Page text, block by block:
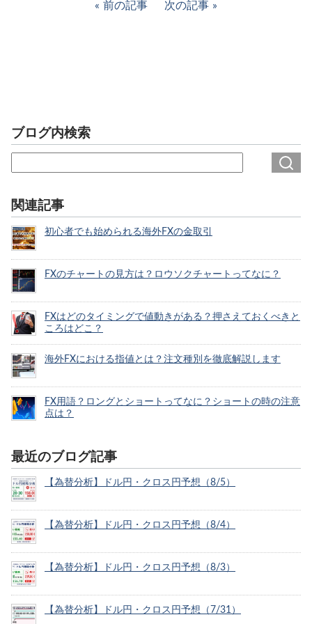
前の記事 次の記事
ブログ内検索
関連記事
初心者でも始められる海外FXの金取引
FXのチャートの見方は？ロウソクチャートってなに？
FXはどのタイミングで値動きがある？押さえておくべきと
ころはどこ？
海外FXにおける指値とは？注文種別を徹底解説します
FX用語？ロングとショートってなに？ショートの時の注意
点は？
最近のブログ記事
【為替分析】ドル円・クロス円予想（8/5）
【為替分析】ドル円・クロス円予想（8/4）
【為替分析】ドル円・クロス円予想（8/3）
【為替分析】ドル円・クロス円予想（7/31）